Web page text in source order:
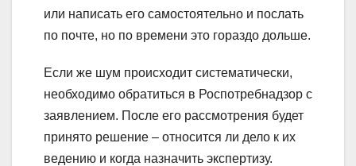
или написать его самостоятельно и послать
по почте, но по времени это гораздо дольше.
Если же шум происходит систематически,
необходимо обратиться в Роспотребнадзор с
заявлением. После его рассмотрения будет
принято решение – относится ли дело к их
ведению и когда назначить экспертизу.